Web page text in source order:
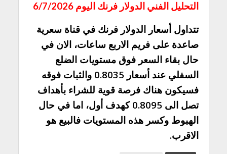
التحليل الفني الدولار فرنك اليوم 6/7/2026
تتداول أسعار الدولار فرنك في قناة سعرية
صاعدة على فريم الاربع ساعات، الان في
حال بقاء السعر فوق مستويات الضلع
السفلي عند أسعار 0.8035 والثبات فوقه
فسيكون هناك فرصة قوية للشراء بأهداف
تصل الى 0.8095 كهدف أول، اما في حال
الهبوط وكسر هذه المستويات فالبيع هو
الاقرب.